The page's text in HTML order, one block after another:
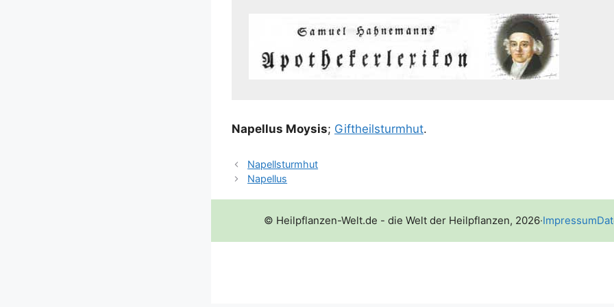
Napel­lus Moy­sis; Gift­heil­sturm­hut.
Napellsturmhut
Napellus
© Heilpflanzen-Welt.de - die Welt der Heilpflanzen, 2026·Impressum